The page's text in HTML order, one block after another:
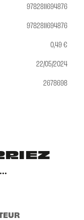
9782811694876
9782811694876
0,49 €
22/05/2024
2678698